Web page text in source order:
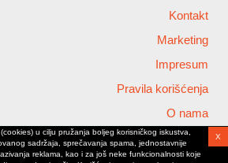
Kontakt
Marketing
Impresum
Pravila korišćenja
O nama
© 2026 Vranjenews
All rights reserved
u cilju pružanja boljeg korisničkog iskustva,
sadržaja, sprečavanja spama, jednostavnije
reklama, kao i za još neke funkcionalnosti koje
X